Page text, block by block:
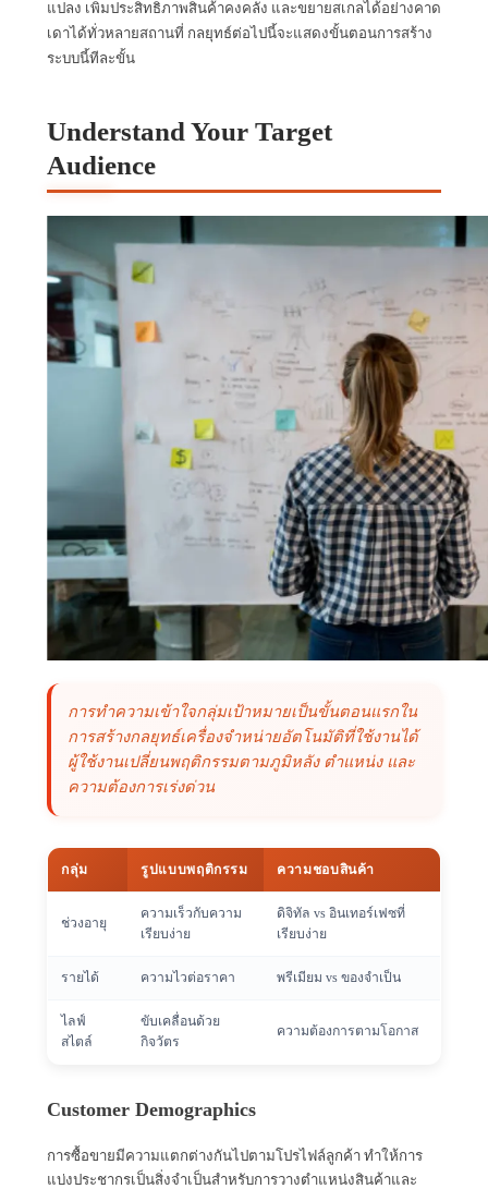
แปลง เพิ่มประสิทธิภาพสินค้าคงคลัง และขยายสเกลได้อย่างคาด
เดาได้ทั่วหลายสถานที่ กลยุทธ์ต่อไปนี้จะแสดงขั้นตอนการสร้าง
ระบบนี้ทีละขั้น
Understand Your Target
Audience
การทำความเข้าใจกลุ่มเป้าหมายเป็นขั้นตอนแรกใน
การสร้างกลยุทธ์เครื่องจำหน่ายอัตโนมัติที่ใช้งานได้
ผู้ใช้งานเปลี่ยนพฤติกรรมตามภูมิหลัง ตำแหน่ง และ
ความต้องการเร่งด่วน
กลุ่ม รูปแบบพฤติกรรม ความชอบสินค้า
ช่วงอายุ
ความเร็วกับความ
เรียบง่าย
ดิจิทัล vs อินเทอร์เฟซที่
เรียบง่าย
รายได้ ความไวต่อราคา พรีเมียม vs ของจำเป็น
ไลฟ์
สไตล์
ขับเคลื่อนด้วย
กิจวัตร
ความต้องการตามโอกาส
Customer Demographics
การซื้อขายมีความแตกต่างกันไปตามโปรไฟล์ลูกค้า ทำให้การ
แบ่งประชากรเป็นสิ่งจำเป็นสำหรับการวางตำแหน่งสินค้าและ